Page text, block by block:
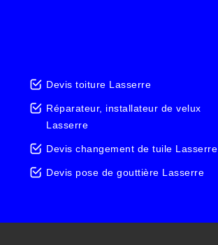
Devis toiture Lasserre
Réparateur, installateur de velux
Lasserre
Devis changement de tuile Lasserre
Devis pose de gouttière Lasserre